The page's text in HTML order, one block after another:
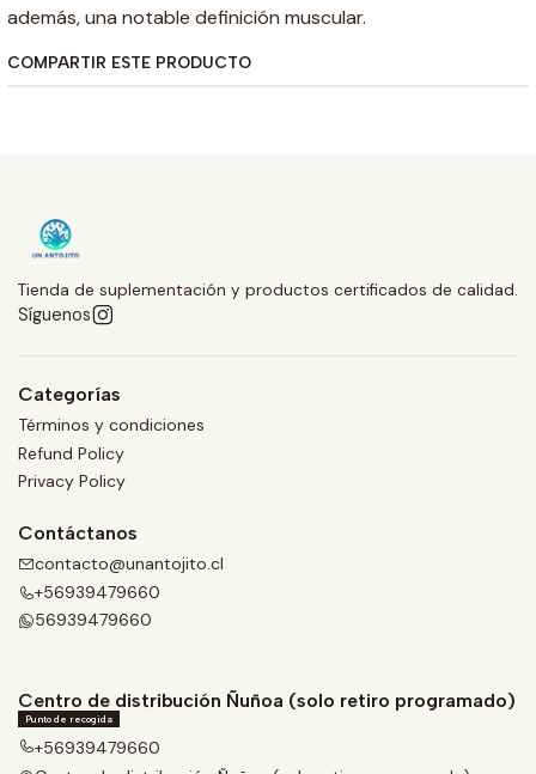
además, una notable definición muscular.
COMPARTIR ESTE PRODUCTO
Tienda de suplementación y productos certificados de calidad.
Síguenos
Categorías
Términos y condiciones
Refund Policy
Privacy Policy
Contáctanos
contacto@unantojito.cl
+56939479660
56939479660
Centro de distribución Ñuñoa (solo retiro programado)
Punto de recogida
+56939479660